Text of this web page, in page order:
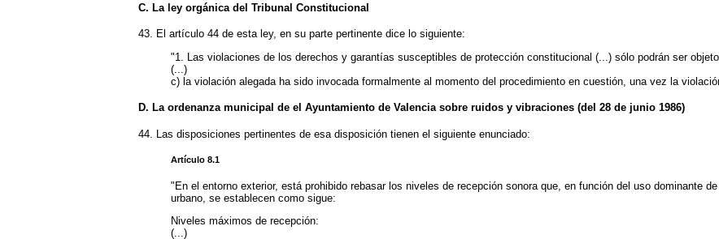
C. La ley orgánica del Tribunal Constitucional
43. El artículo 44 de esta ley, en su parte pertinente dice lo siguiente:
"1. Las violaciones de los derechos y garantías susceptibles de protección constitucional (...) sólo podrán ser
(...)
c) la violación alegada ha sido invocada formalmente al momento del procedimiento en cuestión, una vez la
D. La ordenanza municipal de el Ayuntamiento de Valencia sobre ruidos y vibraciones (del 28 de junio 1986)
44. Las disposiciones pertinentes de esa disposición tienen el siguiente enunciado:
Artículo 8.1
"En el entorno exterior, está prohibido rebasar los niveles de recepción sonora que, en función del uso dominante
urbano, se establecen como sigue:
Niveles máximos de recepción:
(...)